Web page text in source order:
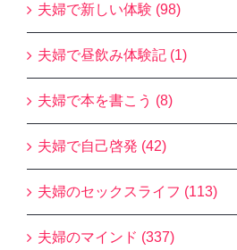
夫婦で新しい体験 (98)
夫婦で昼飲み体験記 (1)
夫婦で本を書こう (8)
夫婦で自己啓発 (42)
夫婦のセックスライフ (113)
夫婦のマインド (337)